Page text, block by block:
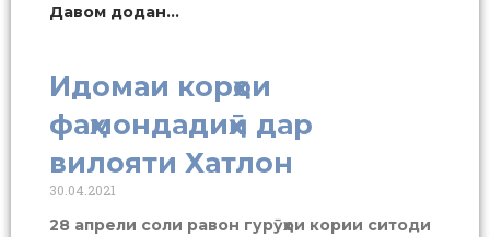
Давом додан...
Идомаи корҳои
фаҳмондадиҳӣ дар
вилояти Хатлон
30.04.2021
28 апрели соли равон гурӯҳҳои кории ситоди